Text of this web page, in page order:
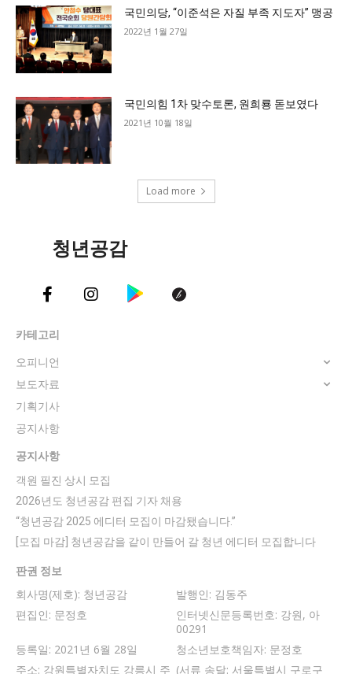
국민의당, “이준석은 자질 부족 지도자” 맹공
2022년 1월 27일
국민의힘 1차 맞수토론, 원희룡 돋보였다
2021년 10월 18일
Load more
청년공감
카테고리
오피니언
보도자료
기획기사
공지사항
공지사항
객원 필진 상시 모집
2026년도 청년공감 편집 기자 채용
“청년공감 2025 에디터 모집이 마감됐습니다.”
[모집 마감] 청년공감을 같이 만들어 갈 청년 에디터 모집합니다
판권 정보
회사명(제호): 청년공감
발행인: 김동주
편집인: 문정호
인터넷신문등록번호: 강원, 아
00291
등록일: 2021년 6월 28일
청소년보호책임자: 문정호
주소: 강원특별자치도 강릉시 주 (서류 송달: 서울특별시 구로구